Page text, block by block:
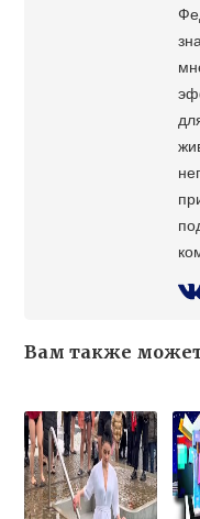
Вам также